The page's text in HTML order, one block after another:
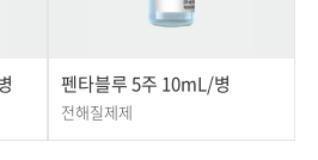
펜타블루 5주 10mL/병
전해질제제